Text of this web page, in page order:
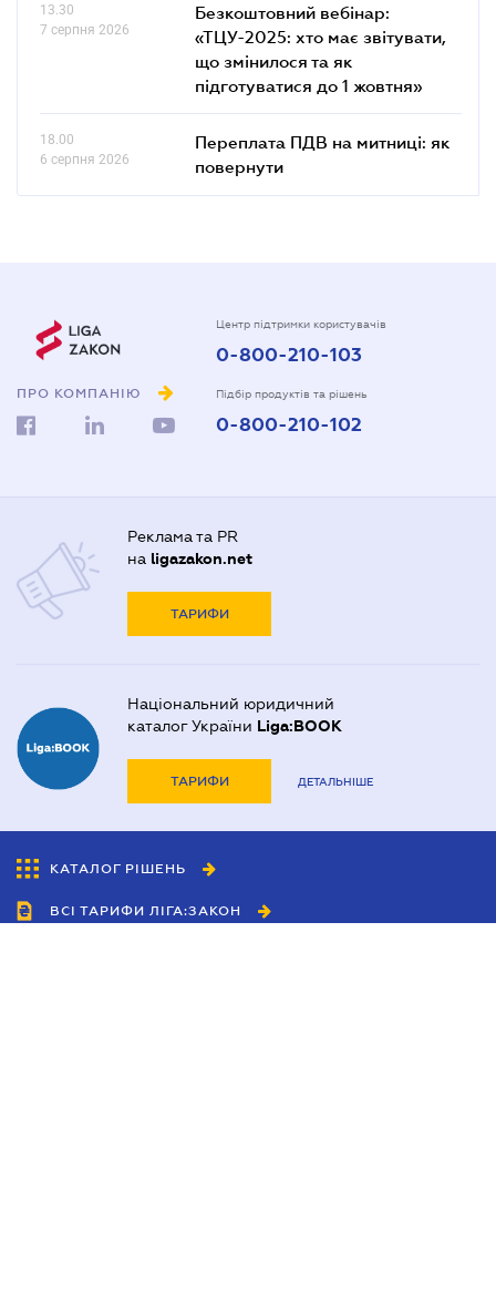
13.30
7 серпня 2026
Безкоштовний вебінар:
«ТЦУ-2025: хто має звітувати,
що змінилося та як
підготуватися до 1 жовтня»
18.00
6 серпня 2026
Переплата ПДВ на митниці: як
повернути
ПРО КОМПАНІЮ
Центр підтримки користувачів
0-800-210-103
Підбір продуктів та рішень
0-800-210-102
Реклама та PR
на ligazakon.net
ТАРИФИ
Національний юридичний
каталог України Liga:BOOK
ТАРИФИ ДЕТАЛЬНІШЕ
КАТАЛОГ РІШЕНЬ
ВСІ ТАРИФИ ЛІГА:ЗАКОН